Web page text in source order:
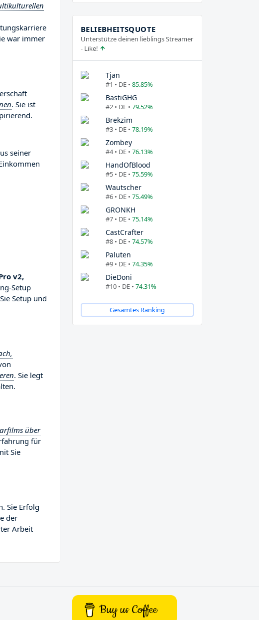
war immer
. Sie ist
seiner
v2,
Setup
Setup und
. Sie legt
über
für
Sie
Sie Erfolg
der
Arbeit
BELIEBHEITSQUOTE
Unterstütze deinen lieblings Streamer
- Like!
Tjan
#1 • DE • 85.85%
BastiGHG
#2 • DE • 79.52%
Brekzim
#3 • DE • 78.19%
Zombey
#4 • DE • 76.13%
HandOfBlood
#5 • DE • 75.59%
Wautscher
#6 • DE • 75.49%
GRONKH
#7 • DE • 75.14%
CastCrafter
#8 • DE • 74.57%
Paluten
#9 • DE • 74.35%
DieDoni
#10 • DE • 74.31%
Gesamtes Ranking
Buy us Coffee